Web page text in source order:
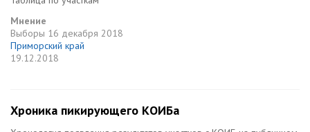
Мнение
Выборы 16 декабря 2018
Приморский край
19.12.2018
Хроника пикирующего КОИБа